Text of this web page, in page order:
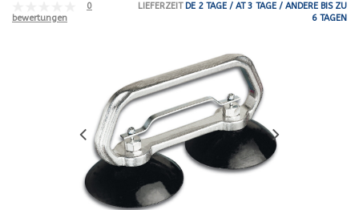
0
bewertungen
LIEFERZEITDE 2 TAGE / AT 3 TAGE / ANDERE BIS ZU
6 TAGEN